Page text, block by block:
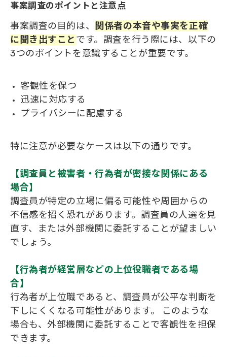
事案調査のポイントと注意点
事案調査の目的は、 関係者の本音や事実を正確
に聞き出すこと です。調査を行う際には、以下の
3つのポイントを意識することが重要です。
客観性を保つ
迅速に対応する
プライバシーに配慮する
特に注意が必要なケースは以下の通りです。
【調査員と被害者・行為者が密接な関係にある
場合】
調査員が特定の立場に偏る可能性や周囲からの
不信感を招く恐れがあります。調査員の人選を見
直す、または外部機関に委託することが望ましい
でしょう。
【行為者が経営層などの上位役職者である場
合】
行為者が上位職であると、調査員が公平な判断を
下しにくくなる可能性があります。 このような
場合も、外部機関に委託することで客観性を担保
できます。